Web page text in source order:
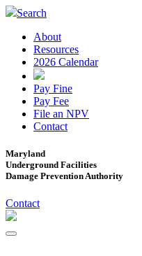
Search
About
Resources
2026 Calendar
Pay Fine
Pay Fee
File an NPV
Contact
Maryland
Underground Facilities
Damage Prevention Authority
Contact